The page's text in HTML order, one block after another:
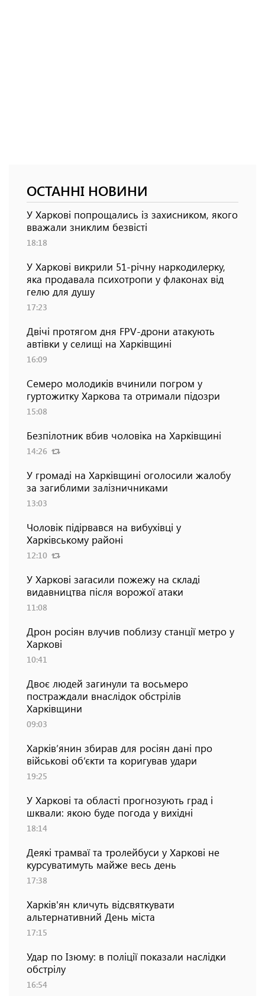
ОСТАННІ НОВИНИ
У Харкові попрощались із захисником, якого
вважали зниклим безвісті
18:18
У Харкові викрили 51-річну наркодилерку,
яка продавала психотропи у флаконах від
гелю для душу
17:23
Двічі протягом дня FPV-дрони атакують
автівки у селищі на Харківщині
16:09
Семеро молодиків вчинили погром у
гуртожитку Харкова та отримали підозри
15:08
Безпілотник вбив чоловіка на Харківщині
14:26
У громаді на Харківщині оголосили жалобу
за загиблими залізничниками
13:03
Чоловік підірвався на вибухівці у
Харківському районі
12:10
У Харкові загасили пожежу на складі
видавництва після ворожої атаки
11:08
Дрон росіян влучив поблизу станції метро у
Харкові
10:41
Двоє людей загинули та восьмеро
постраждали внаслідок обстрілів
Харківщини
09:03
Харків’янин збирав для росіян дані про
військові об’єкти та коригував удари
19:25
У Харкові та області прогнозують град і
шквали: якою буде погода у вихідні
18:14
Деякі трамваї та тролейбуси у Харкові не
курсуватимуть майже весь день
17:38
Харків'ян кличуть відсвяткувати
альтернативний День міста
17:15
Удар по Ізюму: в поліції показали наслідки
обстрілу
16:54